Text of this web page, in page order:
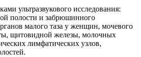
ультразвукового исследования:
полости и забрюшинного
малого таза у женщин, мочевого
щитовидной железы, молочных
лимфатических узлов,